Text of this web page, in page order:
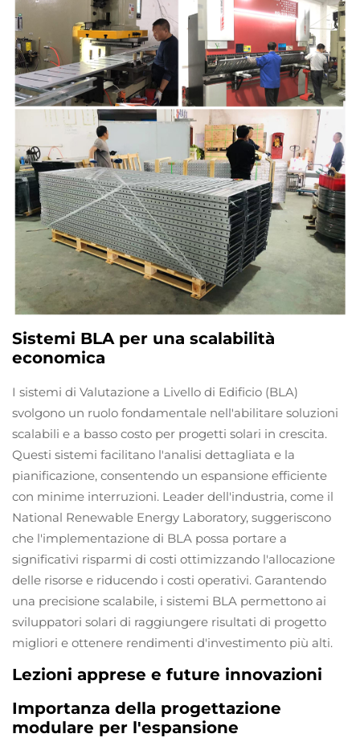
Sistemi BLA per una scalabilità
economica
I sistemi di Valutazione a Livello di Edificio (BLA)
svolgono un ruolo fondamentale nell'abilitare soluzioni
scalabili e a basso costo per progetti solari in crescita.
Questi sistemi facilitano l'analisi dettagliata e la
pianificazione, consentendo un espansione efficiente
con minime interruzioni. Leader dell'industria, come il
National Renewable Energy Laboratory, suggeriscono
che l'implementazione di BLA possa portare a
significativi risparmi di costi ottimizzando l'allocazione
delle risorse e riducendo i costi operativi. Garantendo
una precisione scalabile, i sistemi BLA permettono ai
sviluppatori solari di raggiungere risultati di progetto
migliori e ottenere rendimenti d'investimento più alti.
Lezioni apprese e future innovazioni
Importanza della progettazione
modulare per l'espansione